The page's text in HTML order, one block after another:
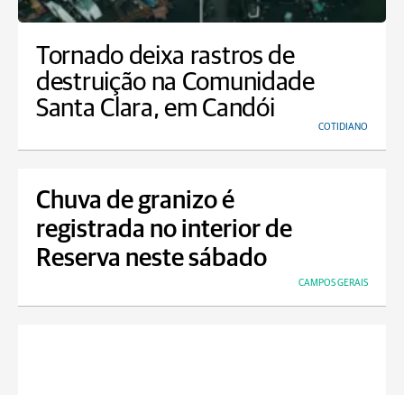
Tornado deixa rastros de
destruição na Comunidade
Santa Clara, em Candói
COTIDIANO
Chuva de granizo é
registrada no interior de
Reserva neste sábado
CAMPOS GERAIS